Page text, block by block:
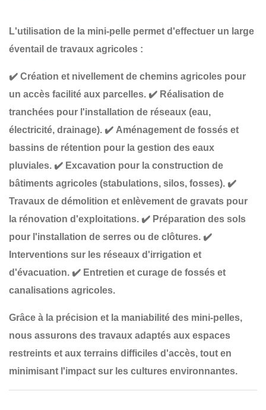
L'utilisation de la mini-pelle permet d'effectuer un large
éventail de travaux agricoles :
✔️ Création et nivellement de chemins agricoles pour
un accès facilité aux parcelles. ✔️ Réalisation de
tranchées pour l'installation de réseaux (eau,
électricité, drainage). ✔️ Aménagement de fossés et
bassins de rétention pour la gestion des eaux
pluviales. ✔️ Excavation pour la construction de
bâtiments agricoles (stabulations, silos, fosses). ✔️
Travaux de démolition et enlèvement de gravats pour
la rénovation d'exploitations. ✔️ Préparation des sols
pour l'installation de serres ou de clôtures. ✔️
Interventions sur les réseaux d'irrigation et
d'évacuation. ✔️ Entretien et curage de fossés et
canalisations agricoles.
Grâce à la précision et la maniabilité des mini-pelles,
nous assurons des travaux adaptés aux espaces
restreints et aux terrains difficiles d'accès, tout en
minimisant l'impact sur les cultures environnantes.